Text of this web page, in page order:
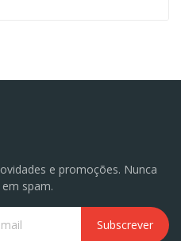
e promoções. Nunca
spam.
Subscrever